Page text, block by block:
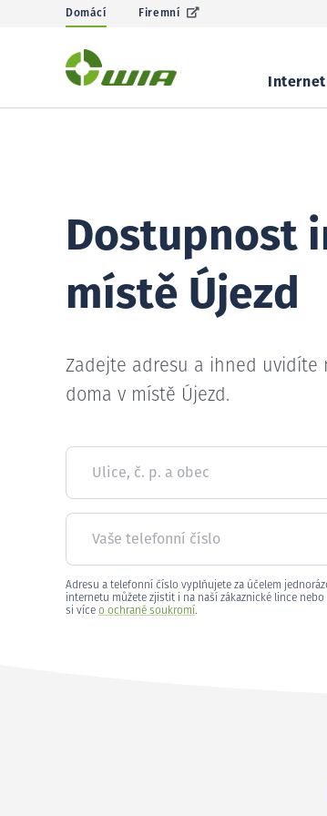
Domácí Firemní
Internet
Dostupnost
místě Újezd
Zadejte adresu a ihned
doma v místě Újezd.
Ulice, č. p. a obec
Vaše telefonní číslo
Adresu a telefonní číslo vyplňujete za účelem
internetu můžete zjistit i na naší zákaznické lince
si více o ochraně soukromí.